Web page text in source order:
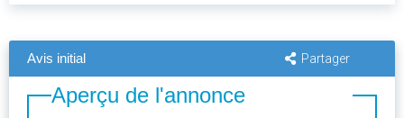
Avis initial Partager
Aperçu de l'annonce